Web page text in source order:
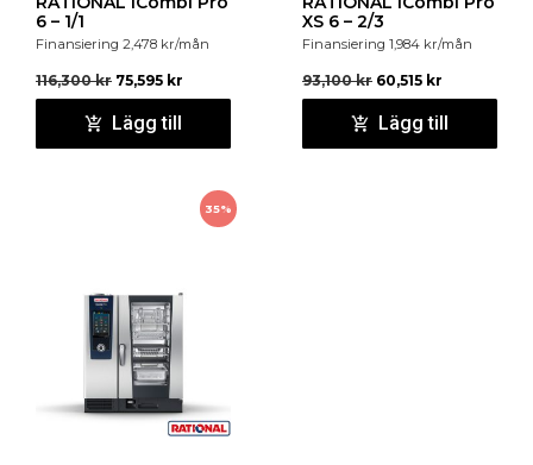
6 – 1/1
Finansiering 2,478 kr/mån
116,300kr 75,595 kr
Lägg till
XS 6 – 2/3
Finansiering 1,984 kr/mån
93,100kr 60,515 kr
Lägg till
35%